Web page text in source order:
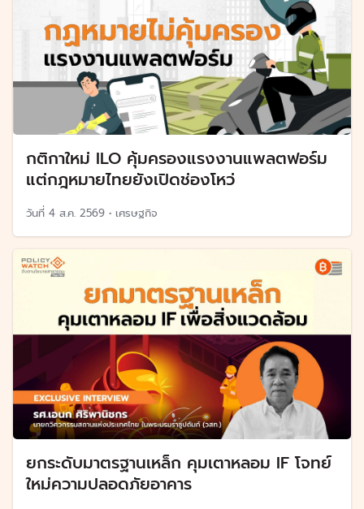
กติกาใหม่ ILO คุ้มครองแรงงานแพลตฟอร์ม
แต่กฎหมายไทยยังเปิดช่องโหว่
วันที่ 4 ส.ค. 2569 • เศรษฐกิจ
ยกระดับมาตรฐานเหล็ก คุมเตาหลอม IF โจทย์
ใหม่ความปลอดภัยอาคาร